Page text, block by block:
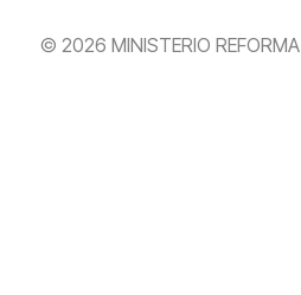
© 2026 MINISTERIO REFORMA